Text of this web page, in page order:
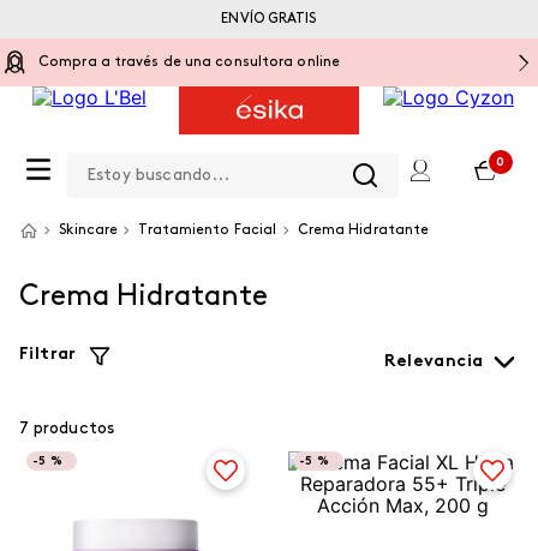
Compra a través de una consultora online
0
ENVÍO GRATIS
Skincare Tratamiento Facial Crema Hidratante
Crema Hidratante
Filtrar Relevancia
7 productos
-5 % -5 %